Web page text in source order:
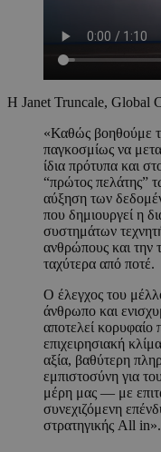
Η Janet Truncale, Global
«Καθώς βοηθούμε
παγκοσμίως να
ίδια πρότυπα και
“πρώτος πελάτης”
αύξηση των
που δημιουργεί η
συστημάτων
ανθρώπους και την
ταχύτερα από ποτέ.
Ο έλεγχος του
άνθρωπο και
αποτελεί
επιχειρησιακή
αξία, βαθύτερη
εμπιστοσύνη για
μέρη μας — με
συνεχιζόμενη
στρατηγικής All in».